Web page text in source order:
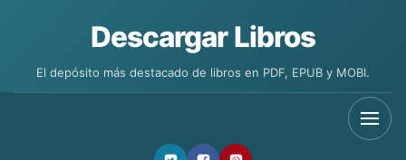
Descargar Libros
El depósito más destacado de libros en PDF, EPUB y MOBI.